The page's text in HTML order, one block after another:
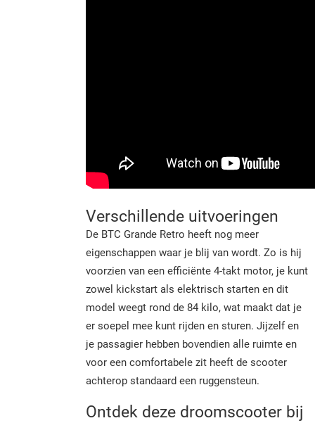
Verschillende uitvoeringen
De BTC Grande Retro heeft nog meer
eigenschappen waar je blij van wordt. Zo is hij
voorzien van een efficiënte 4-takt motor, je kunt
zowel kickstart als elektrisch starten en dit
model weegt rond de 84 kilo, wat maakt dat je
er soepel mee kunt rijden en sturen. Jijzelf en
je passagier hebben bovendien alle ruimte en
voor een comfortabele zit heeft de scooter
achterop standaard een ruggensteun.
Ontdek deze droomscooter bij